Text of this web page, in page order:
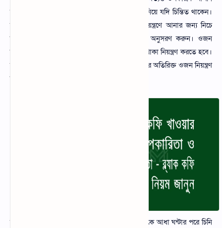
যদি একজন সচেতন মানুষ হন এবং শরীরের ওজন নিয়ে যদি চিন্তিত থাকেন।
তাহলে এই সমস্যা ব্ল্যাক কফি খাওয়ার মাধ্যমে নিয়ন্ত্রণে আনার জন্য নিচে
উল্লেখিত ওজন কমাতে ব্ল্যাক কফি খাওয়ার নিয়ম অনুসরণ করুন। ওজন
কমানোর জন্য শরীরে অতিরিক্ত চর্বি এবং ফ্যাট জমে থাকা নিয়ন্ত্রণ করতে হবে।
তাই কফির মধ্যে এমন কিছু উপাদান রয়েছে যা শরীরের অতিরিক্ত ওজন নিয়ন্ত্রণ
আপনি যদি যেকোনো খাবার গ্রহণ করার ২০ মিঃ থেকে আধা ঘন্টার পরে চিনি